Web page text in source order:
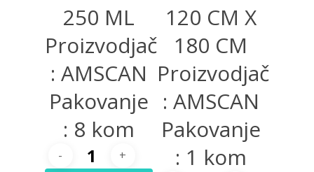
250 ML
Proizvodjač
: AMSCAN
Pakovanje
: 8 kom
120 CM X
180 CM
Proizvodjač
: AMSCAN
Pakovanje
: 1 kom